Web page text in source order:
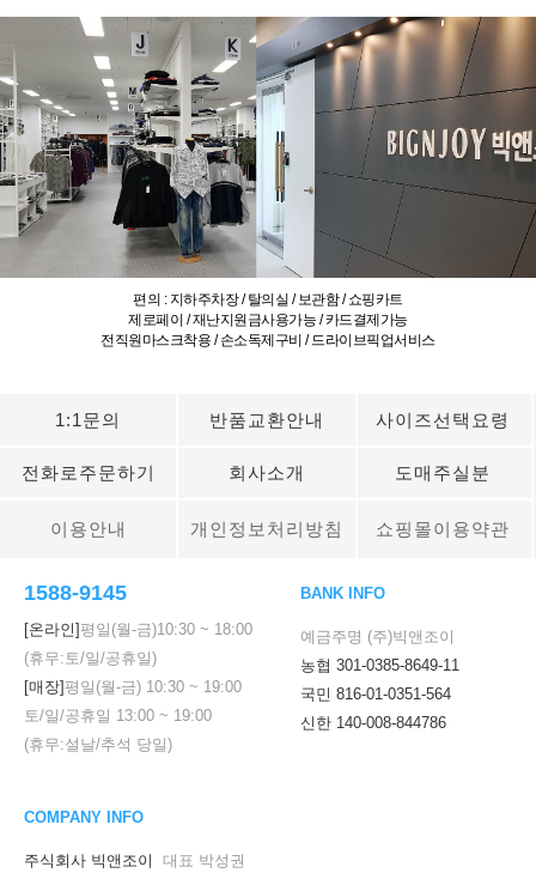
편의 : 지하주차장 / 탈의실 / 보관함 / 쇼핑카트
제로페이 / 재난지원금사용가능 / 카드결제가능
전직원마스크착용 / 손소독제구비 / 드라이브픽업서비스
1:1문의 반품교환안내 사이즈선택요령
전화로주문하기 회사소개 도매주실분
이용안내 개인정보처리방침 쇼핑몰이용약관
1588-9145
[온라인]평일(월-금)10:30 ~ 18:00
(휴무:토/일/공휴일)
[매장]평일(월-금) 10:30 ~ 19:00
토/일/공휴일 13:00 ~ 19:00
(휴무:설날/추석 당일)
BANK INFO
예금주명 (주)빅앤조이
농협 301-0385-8649-11
국민 816-01-0351-564
신한 140-008-844786
COMPANY INFO
주식회사 빅앤조이 대표 박성권